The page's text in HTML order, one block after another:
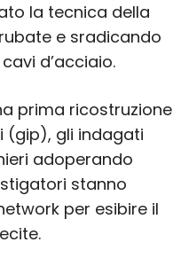
la tecnica della
e sradicando
d’acciaio.
prima ricostruzione
(gip), gli indagati
adoperando
stanno
per esibire il